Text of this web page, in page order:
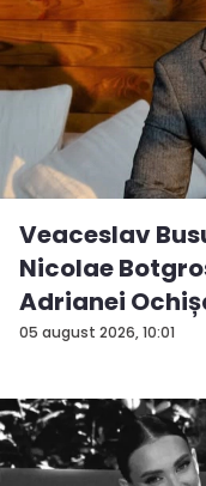
05 august 2026, 10:01
Veaceslav
Nicolae
Adrianei
supăra...